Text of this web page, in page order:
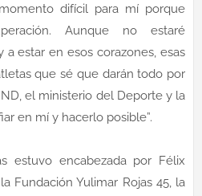
difícil para mí porque
Aunque no estaré
a estar en esos corazones, esas
que sé que darán todo por
el ministerio del Deporte y la
en mí y hacerlo posible”.
estuvo encabezada por Félix
Fundación Yulimar Rojas 45, la